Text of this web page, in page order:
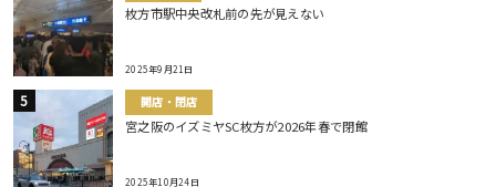
枚方市駅中央改札前の先が見えない
2025年9月21日
開店・閉店
宮之阪のイズミヤSC枚方が2026年春で閉館
2025年10月24日